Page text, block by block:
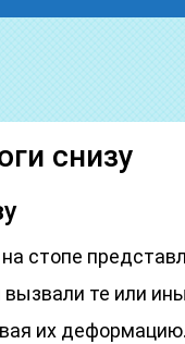
снизу
стопе
вызвали те или
их